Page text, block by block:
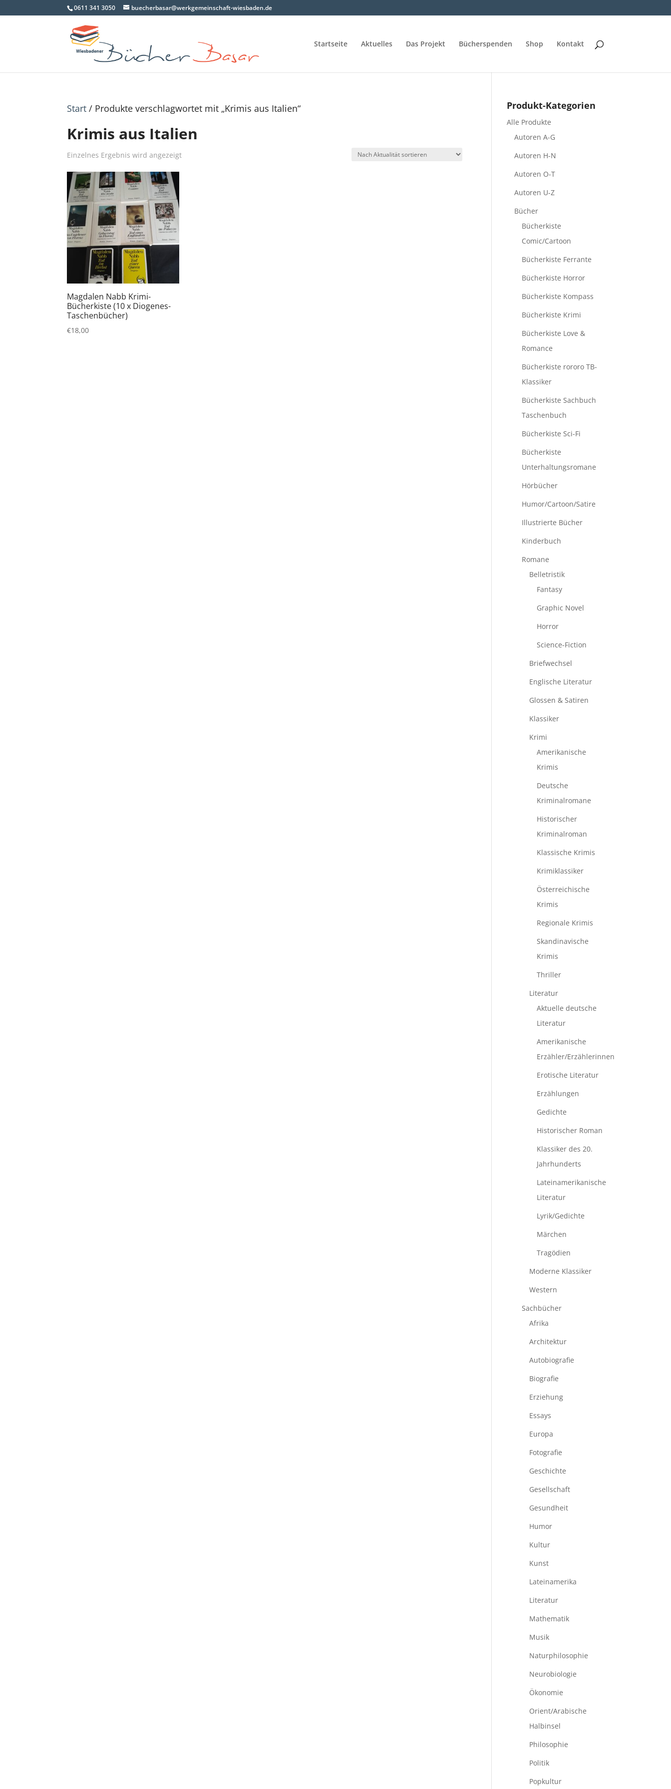
0611 341 3050 buecherbasar@werkgemeinschaft-wiesbaden.de
Startseite Aktuelles Das Projekt Bücherspenden Shop Kontakt
Start / Produkte verschlagwortet mit „Krimis aus Italien“
Krimis aus Italien
Einzelnes Ergebnis wird angezeigt
Magdalen Nabb Krimi-
Bücherkiste (10 x Diogenes-
Taschenbücher)
€18,00
Produkt-Kategorien
Alle Produkte
Autoren A-G
Autoren H-N
Autoren O-T
Autoren U-Z
Bücher
Bücherkiste
Comic/Cartoon
Bücherkiste Ferrante
Bücherkiste Horror
Bücherkiste Kompass
Bücherkiste Krimi
Bücherkiste Love &
Romance
Bücherkiste rororo TB-
Klassiker
Bücherkiste Sachbuch
Taschenbuch
Bücherkiste Sci-Fi
Bücherkiste
Unterhaltungsromane
Hörbücher
Humor/Cartoon/Satire
Illustrierte Bücher
Kinderbuch
Romane
Belletristik
Fantasy
Graphic Novel
Horror
Science-Fiction
Briefwechsel
Englische Literatur
Glossen & Satiren
Klassiker
Krimi
Amerikanische
Krimis
Deutsche
Kriminalromane
Historischer
Kriminalroman
Klassische Krimis
Krimiklassiker
Österreichische
Krimis
Regionale Krimis
Skandinavische
Krimis
Thriller
Literatur
Aktuelle deutsche
Literatur
Amerikanische
Erzähler/Erzählerinnen
Erotische Literatur
Erzählungen
Gedichte
Historischer Roman
Klassiker des 20.
Jahrhunderts
Lateinamerikanische
Literatur
Lyrik/Gedichte
Märchen
Tragödien
Moderne Klassiker
Western
Sachbücher
Afrika
Architektur
Autobiografie
Biografie
Erziehung
Essays
Europa
Fotografie
Geschichte
Gesellschaft
Gesundheit
Humor
Kultur
Kunst
Lateinamerika
Literatur
Mathematik
Musik
Naturphilosophie
Neurobiologie
Ökonomie
Orient/Arabische
Halbinsel
Philosophie
Politik
Popkultur